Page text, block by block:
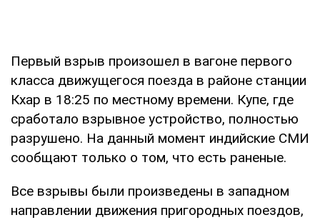
Первый взрыв произошел в вагоне первого
класса движущегося поезда в районе станции
Кхар в 18:25 по местному времени. Купе, где
сработало взрывное устройство, полностью
разрушено. На данный момент индийские СМИ
сообщают только о том, что есть раненые.
Все взрывы были произведены в западном
направлении движения пригородных поездов,